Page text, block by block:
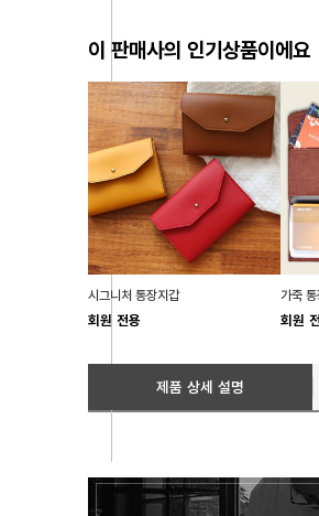
이 판매사의 인기상품이에요
시그니처 통장지갑
회원 전용
가죽
회원
제품 상세 설명